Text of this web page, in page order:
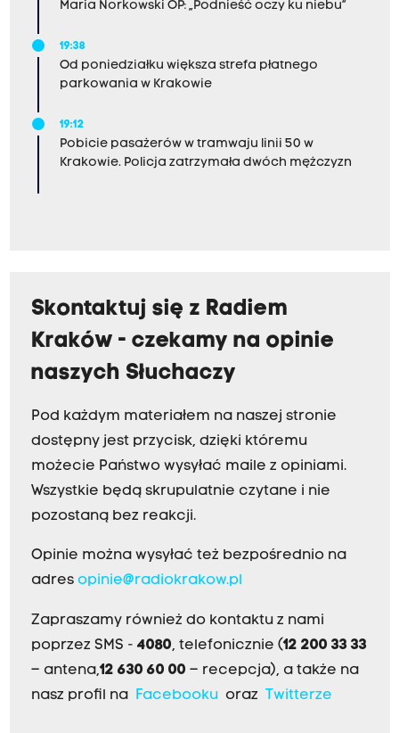
Maria Norkowski OP: „Podnieść oczy ku niebu”
19:38
Od poniedziałku większa strefa płatnego
parkowania w Krakowie
19:12
Pobicie pasażerów w tramwaju linii 50 w
Krakowie. Policja zatrzymała dwóch mężczyzn
Skontaktuj się z Radiem
Kraków - czekamy na opinie
naszych Słuchaczy
Pod każdym materiałem na naszej stronie
dostępny jest przycisk, dzięki któremu
możecie Państwo wysyłać maile z opiniami.
Wszystkie będą skrupulatnie czytane i nie
pozostaną bez reakcji.
Opinie można wysyłać też bezpośrednio na
adres opinie@radiokrakow.pl
Zapraszamy również do kontaktu z nami
poprzez SMS - 4080, telefonicznie (12 200 33 33
– antena,12 630 60 00 – recepcja), a także na
nasz profil na
Facebookuoraz Twitterze